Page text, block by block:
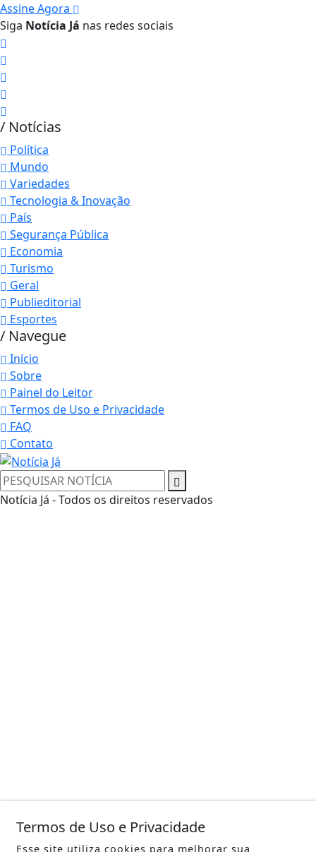
Assine Agora
Siga Notícia Já nas redes sociais
/ Notícias
Política
Mundo
Variedades
Tecnologia & Inovação
País
Segurança Pública
Economia
Turismo
Geral
Publieditorial
Esportes
/ Navegue
Início
Sobre
Painel do Leitor
Termos de Uso e Privacidade
FAQ
Contato
Notícia Já - Todos os direitos reservados
Termos de Uso e Privacidade
Esse site utiliza cookies para melhorar sua